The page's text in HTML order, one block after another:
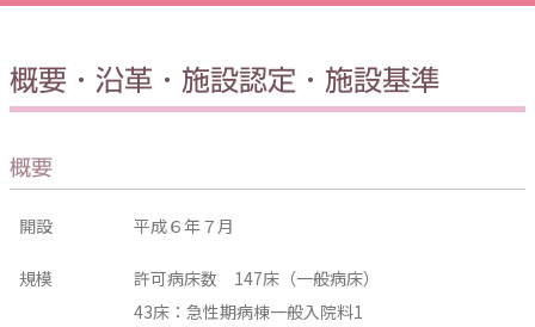
概要・沿革・施設認定・施設基準
概要
開設 平成６年７月
規模
許可病床数 147床（一般病床）
43床：急性期病棟一般入院料1